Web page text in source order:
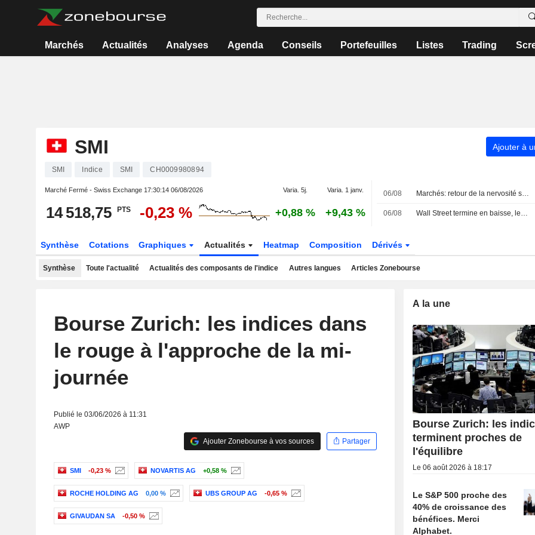
Marchés Actualités Analyses Agenda Conseils Portefeuilles Listes Trading
SMI Ajouter à
SMI Indice SMI CH0009980894
Marché Fermé - Swiss Exchange 17:30:14 06/08/2026 Varia. 5j. Varia. 1 janv.
14 518,75 PTS -0,23 % +0,88 % +9,43 %
06/08 Marchés: retour de la nervosité sur le Moyen-Orient, records en Europe
06/08 Wall Street termine en baisse, les incertitudes au Moyen-Orient inquiètent
Synthèse Cotations Graphiques Actualités Heatmap Composition Dérivés
Synthèse Toute l'actualité Actualités des composants de l'indice Autres langues Articles Zonebourse
Bourse Zurich: les indices dans
le rouge à l'approche de la mi-
journée
Publié le 03/06/2026 à 11:31
AWP
Ajouter Zonebourse à vos sources
Partager
SMI -0,23 % NOVARTIS AG +0,58 %
ROCHE HOLDING AG 0,00 % UBS GROUP AG -0,65 %
GIVAUDAN SA -0,50 %
A la une
Bourse Zurich: les
terminent proches de
l'équilibre
Le 06 août 2026 à 18:17
Le S&P 500 proche des
40% de croissance des
bénéfices. Merci
Alphabet.